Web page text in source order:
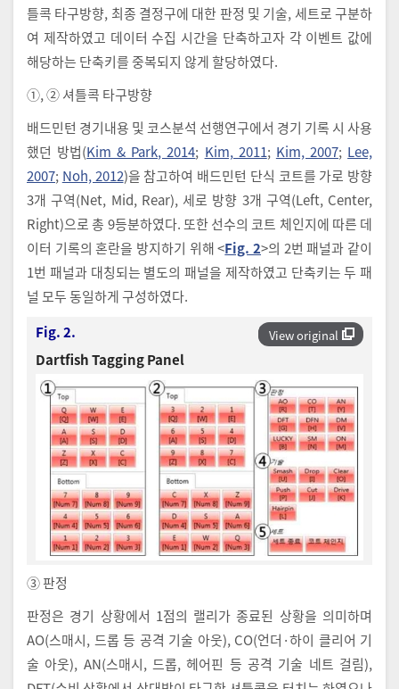
틀콕 타구방향, 최종 결정구에 대한 판정 및 기술, 세트로 구분하
여 제작하였고 데이터 수집 시간을 단축하고자 각 이벤트 값에
해당하는 단축키를 중복되지 않게 할당하였다.
①, ② 셔틀콕 타구방향
배드민턴 경기내용 및 코스분석 선행연구에서 경기 기록 시 사용
했던 방법(Kim & Park, 2014; Kim, 2011; Kim, 2007; Lee,
2007; Noh, 2012)을 참고하여 배드민턴 단식 코트를 가로 방향
3개 구역(Net, Mid, Rear), 세로 방향 3개 구역(Left, Center,
Right)으로 총 9등분하였다. 또한 선수의 코트 체인지에 따른 데
이터 기록의 혼란을 방지하기 위해 <Fig. 2>의 2번 패널과 같이
1번 패널과 대칭되는 별도의 패널을 제작하였고 단축키는 두 패
널 모두 동일하게 구성하였다.
View original
Fig. 2.
Dartfish Tagging Panel
③ 판정
판정은 경기 상황에서 1점의 랠리가 종료된 상황을 의미하며
AO(스매시, 드롭 등 공격 기술 아웃), CO(언더·하이 클리어 기
술 아웃), AN(스매시, 드롭, 헤어핀 등 공격 기술 네트 걸림),